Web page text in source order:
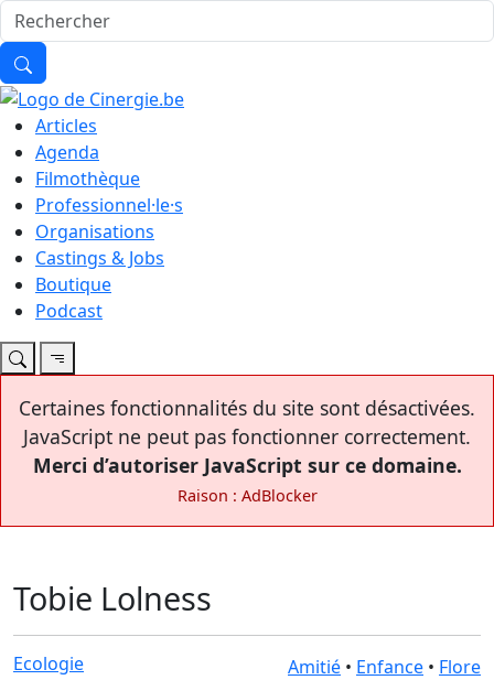
Articles
Agenda
Filmothèque
Professionnel·le·s
Organisations
Castings & Jobs
Boutique
Podcast
Certaines fonctionnalités du site sont désactivées.
JavaScript ne peut pas fonctionner correctement.
Merci d’autoriser JavaScript sur ce domaine.
Raison : AdBlocker
Tobie Lolness
Ecologie Amitié • Enfance • Flore